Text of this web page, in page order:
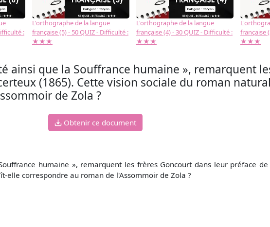
:
L'orthographe de la langue
française (5) - 50 QUIZ - Difficulté :
★★★
L'orthographe de la langue
française (4) - 30 QUIZ - Difficulté :
★★★
française
★★★
ainsi que la Souffrance humaine », remarquent
(1865). Cette vision sociale du roman
de Zola ?
Obtenir ce document
humaine », remarquent les frères Goncourt dans leur préface
elle correspondre au roman de l'Assommoir de Zola ?